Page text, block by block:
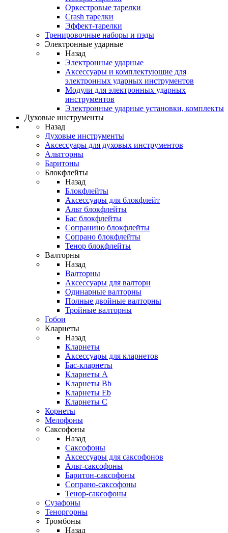
Оркестровые тарелки
Сrash тарелки
Эффект-тарелки
Тренировочные наборы и пэды
Электронные ударные
Назад
Электронные ударные
Аксессуары и комплектующие для
электронных ударных инструментов
Модули для электронных ударных
инструментов
Электронные ударные установки, комплекты
Духовые инструменты
Назад
Духовые инструменты
Аксессуары для духовых инструментов
Альтгорны
Баритоны
Блокфлейты
Назад
Блокфлейты
Аксессуары для блокфлейт
Альт блокфлейты
Бас блокфлейты
Сопранино блокфлейты
Сопрано блокфлейты
Тенор блокфлейты
Валторны
Назад
Валторны
Аксессуары для валторн
Одинарные валторны
Полные двойные валторны
Тройные валторны
Гобои
Кларнеты
Назад
Кларнеты
Аксессуары для кларнетов
Бас-кларнеты
Кларнеты A
Кларнеты Bb
Кларнеты Eb
Кларнеты С
Корнеты
Мелофоны
Саксофоны
Назад
Саксофоны
Аксессуары для саксофонов
Альт-саксофоны
Баритон-саксофоны
Сопрано-саксофоны
Тенор-саксофоны
Сузафоны
Теноргорны
Тромбоны
Назад